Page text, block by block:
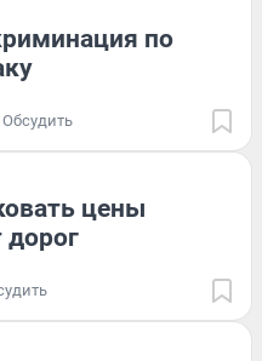
по
Обсудить
цены
дорог